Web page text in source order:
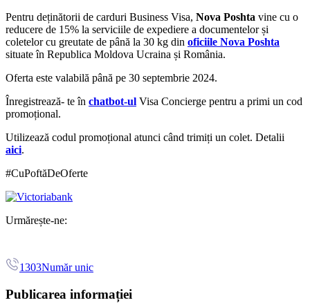
Pentru deținătorii de carduri Business Visa, Nova Poshta vine cu o
reducere de 15% la serviciile de expediere a documentelor și
coletelor cu greutate de până la 30 kg din oficiile Nova Poshta
situate în Republica Moldova Ucraina și România.
Oferta este valabilă până pe 30 septembrie 2024.
Înregistrează- te în chatbot-ul Visa Concierge pentru a primi un cod
promoțional.
Utilizează codul promoțional atunci când trimiți un colet. Detalii
aici.
#CuPoftăDeOferte
Urmărește-ne:
1303Număr unic
Publicarea informației